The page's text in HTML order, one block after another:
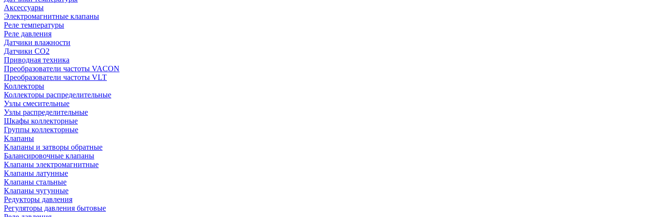
Аксессуары
Электромагнитные клапаны
Реле температуры
Реле давления
Датчики влажности
Датчики CO2
Приводная техника
Преобразователи частоты VACON
Преобразователи частоты VLT
Коллекторы
Коллекторы распределительные
Узлы смесительные
Узлы распределительные
Шкафы коллекторные
Группы коллекторные
Клапаны
Клапаны и затворы обратные
Балансировочные клапаны
Клапаны электромагнитные
Клапаны латунные
Клапаны стальные
Клапаны чугунные
Редукторы давления
Регуляторы давления бытовые